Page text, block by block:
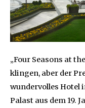
„Four Seasons at
klingen, aber der
wundervolles Hotel
Palast aus dem 19.